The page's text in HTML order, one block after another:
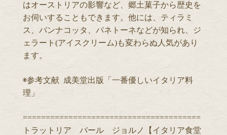
はオーストリアの影響など、郷土菓子から歴史を
お伺いすることもできます。他には、ティラミ
ス、パンナコッタ、パネトーネなどが知られ、ジ
ェラート(アイスクリーム)も変わらぬ人気があり
ます。
◉参考文献 成美堂出版「一番優しいイタリア料
理」
=======================================
トラットリア バール ジョルノ【イタリア食堂